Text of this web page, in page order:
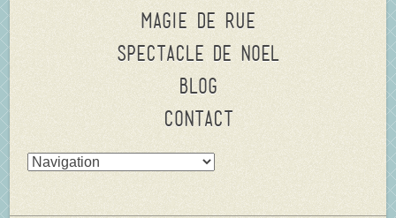
Magie de rue
Spectacle de Noel
Blog
Contact